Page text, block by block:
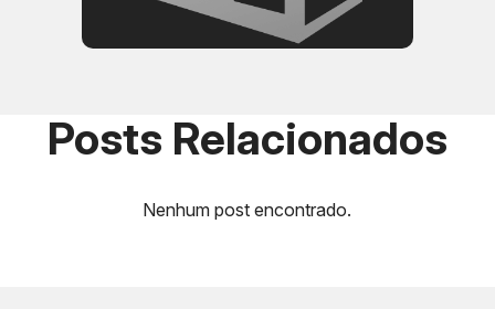
9
Posts Relacionados
Nenhum post encontrado.